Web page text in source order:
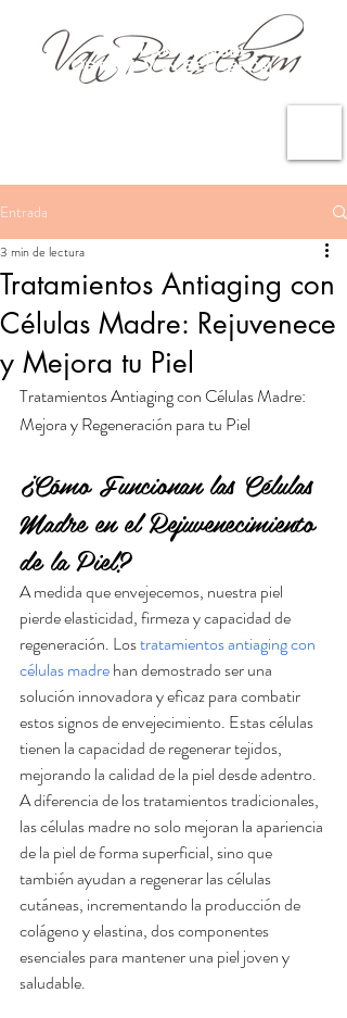
Entrada
Tratamientos Antiaging con
Células Madre: Rejuvenece
y Mejora tu Piel
3 min de lectura
Tratamientos Antiaging con Células Madre:
Mejora y Regeneración para tu Piel
¿Cómo Funcionan las Células
Madre en el Rejuvenecimiento
de la Piel?
A medida que envejecemos, nuestra piel
pierde elasticidad, firmeza y capacidad de
regeneración. Los tratamientos antiaging con
células madre han demostrado ser una
solución innovadora y eficaz para combatir
estos signos de envejecimiento. Estas células
tienen la capacidad de regenerar tejidos,
mejorando la calidad de la piel desde adentro.
A diferencia de los tratamientos tradicionales,
las células madre no solo mejoran la apariencia
de la piel de forma superficial, sino que
también ayudan a regenerar las células
cutáneas, incrementando la producción de
colágeno y elastina, dos componentes
esenciales para mantener una piel joven y
saludable.